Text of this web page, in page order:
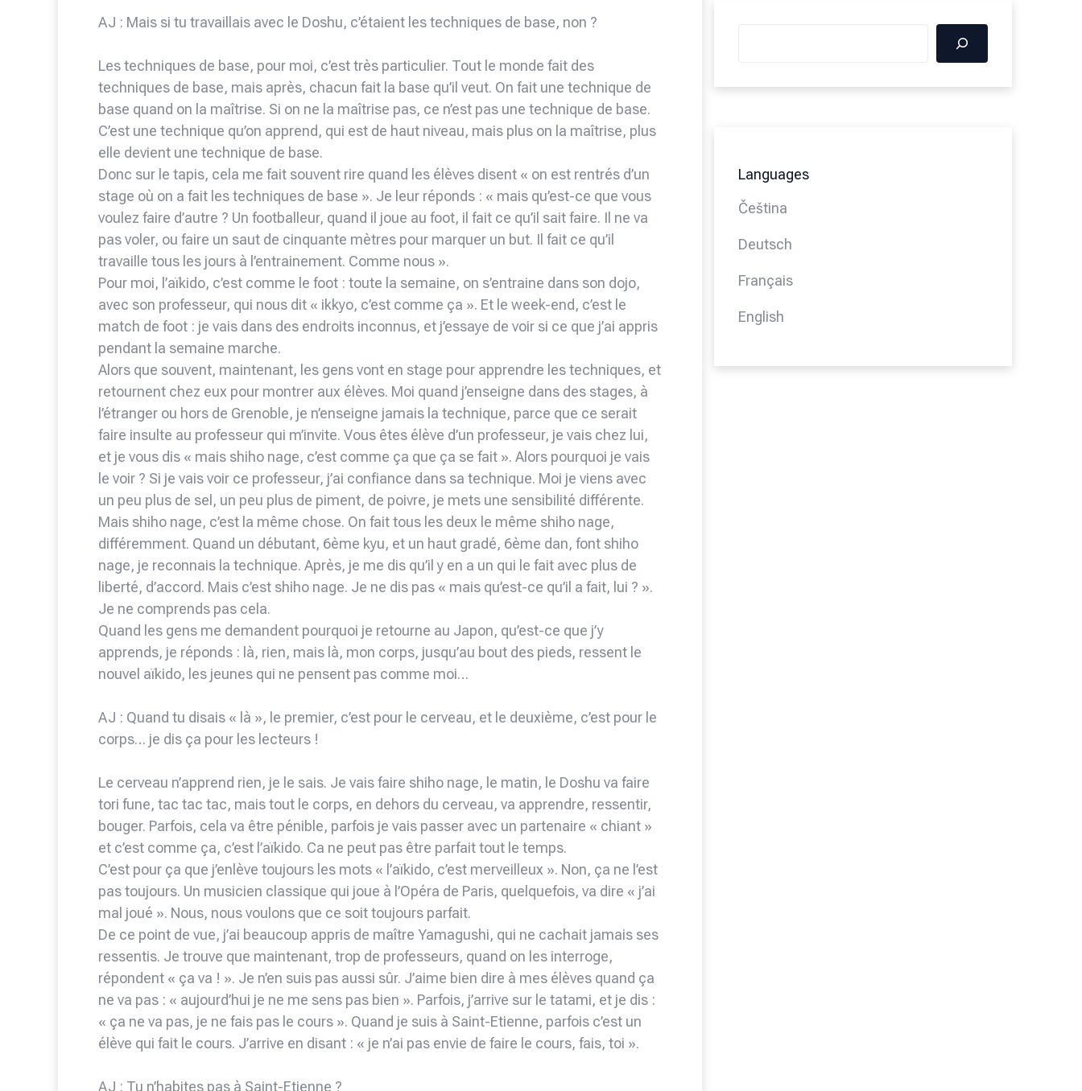
AJ : Mais si tu travaillais avec le Doshu, c’étaient les techniques de base, non ?
Les techniques de base, pour moi, c’est très particulier. Tout le monde fait des
techniques de base, mais après, chacun fait la base qu’il veut. On fait une technique de
base quand on la maîtrise. Si on ne la maîtrise pas, ce n’est pas une technique de base.
C’est une technique qu’on apprend, qui est de haut niveau, mais plus on la maîtrise, plus
elle devient une technique de base.
Donc sur le tapis, cela me fait souvent rire quand les élèves disent « on est rentrés d’un
stage où on a fait les techniques de base ». Je leur réponds : « mais qu’est-ce que vous
voulez faire d’autre ? Un footballeur, quand il joue au foot, il fait ce qu’il sait faire. Il ne va
pas voler, ou faire un saut de cinquante mètres pour marquer un but. Il fait ce qu’il
travaille tous les jours à l’entrainement. Comme nous ».
Pour moi, l’aïkido, c’est comme le foot : toute la semaine, on s’entraine dans son dojo,
avec son professeur, qui nous dit « ikkyo, c’est comme ça ». Et le week-end, c’est le
match de foot : je vais dans des endroits inconnus, et j’essaye de voir si ce que j’ai appris
pendant la semaine marche.
Alors que souvent, maintenant, les gens vont en stage pour apprendre les techniques, et
retournent chez eux pour montrer aux élèves. Moi quand j’enseigne dans des stages, à
l’étranger ou hors de Grenoble, je n’enseigne jamais la technique, parce que ce serait
faire insulte au professeur qui m’invite. Vous êtes élève d’un professeur, je vais chez lui,
et je vous dis « mais shiho nage, c’est comme ça que ça se fait ». Alors pourquoi je vais
le voir ? Si je vais voir ce professeur, j’ai confiance dans sa technique. Moi je viens avec
un peu plus de sel, un peu plus de piment, de poivre, je mets une sensibilité différente.
Mais shiho nage, c’est la même chose. On fait tous les deux le même shiho nage,
différemment. Quand un débutant, 6ème kyu, et un haut gradé, 6ème dan, font shiho
nage, je reconnais la technique. Après, je me dis qu’il y en a un qui le fait avec plus de
liberté, d’accord. Mais c’est shiho nage. Je ne dis pas « mais qu’est-ce qu’il a fait, lui ? ».
Je ne comprends pas cela.
Quand les gens me demandent pourquoi je retourne au Japon, qu’est-ce que j’y
apprends, je réponds : là, rien, mais là, mon corps, jusqu’au bout des pieds, ressent le
nouvel aïkido, les jeunes qui ne pensent pas comme moi…
AJ : Quand tu disais « là », le premier, c’est pour le cerveau, et le deuxième, c’est pour le
corps… je dis ça pour les lecteurs !
Le cerveau n’apprend rien, je le sais. Je vais faire shiho nage, le matin, le Doshu va faire
tori fune, tac tac tac, mais tout le corps, en dehors du cerveau, va apprendre, ressentir,
bouger. Parfois, cela va être pénible, parfois je vais passer avec un partenaire « chiant »
et c’est comme ça, c’est l’aïkido. Ca ne peut pas être parfait tout le temps.
C’est pour ça que j’enlève toujours les mots « l’aïkido, c’est merveilleux ». Non, ça ne l’est
pas toujours. Un musicien classique qui joue à l’Opéra de Paris, quelquefois, va dire « j’ai
mal joué ». Nous, nous voulons que ce soit toujours parfait.
De ce point de vue, j’ai beaucoup appris de maître Yamagushi, qui ne cachait jamais ses
ressentis. Je trouve que maintenant, trop de professeurs, quand on les interroge,
répondent « ça va ! ». Je n’en suis pas aussi sûr. J’aime bien dire à mes élèves quand ça
ne va pas : « aujourd’hui je ne me sens pas bien ». Parfois, j’arrive sur le tatami, et je dis :
« ça ne va pas, je ne fais pas le cours ». Quand je suis à Saint-Etienne, parfois c’est un
élève qui fait le cours. J’arrive en disant : « je n’ai pas envie de faire le cours, fais, toi ».
AJ : Tu n’habites pas à Saint-Etienne ?
Languages
Čeština
Deutsch
Français
English